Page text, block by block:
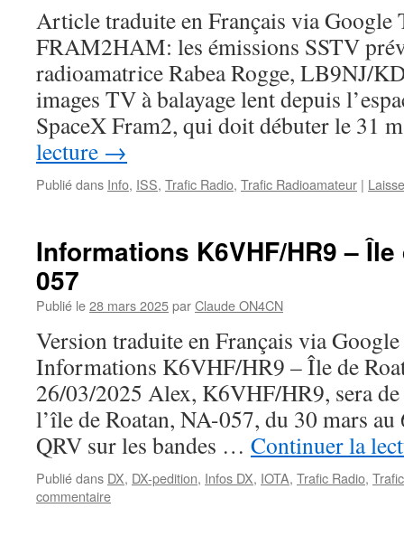
Article traduite en Français via Google
FRAM2HAM: les émissions SSTV
radioamatrice Rabea Rogge, LB9NJ/
images TV à balayage lent depuis
SpaceX Fram2, qui doit débuter le 31
lecture →
Publié dans Info, ISS, Trafic Radio, Trafic Radioamateur |
Informations K6VHF/HR9 –
057
Publié le28 mars 2025parClaude ON4CN
Version traduite en Français via
Informations K6VHF/HR9 – Île de
26/03/2025 Alex, K6VHF/HR9, sera
l’île de Roatan, NA-057, du 30 mars
QRV sur les bandes … Continuer la
Publié dans DX, DX-pedition, Infos DX, IOTA, Trafic Radio,
commentaire